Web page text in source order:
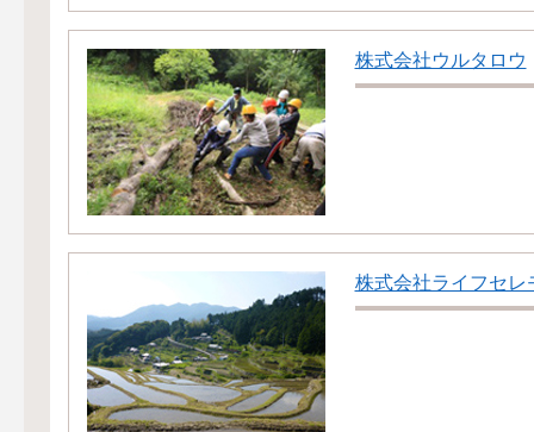
株式会社ウルタロウ
株式会社ライフセレ